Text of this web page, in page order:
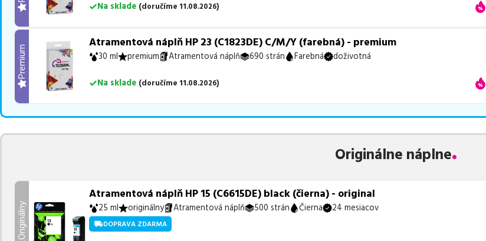
Na sklade (doručíme 11.08.2026)
Premium
Atramentová náplň HP 23 (C1823DE) C/M/Y (farebná) - premium
30 ml premium Atramentová náplň 690 strán Farebná doživotná
Na sklade (doručíme 11.08.2026)
Originálne náplne
Originálny
Atramentová náplň HP 15 (C6615DE) black (čierna) - original
25 ml originálny Atramentová náplň 500 strán Čierna 24 mesiacov
DOPRAVA ZDARMA